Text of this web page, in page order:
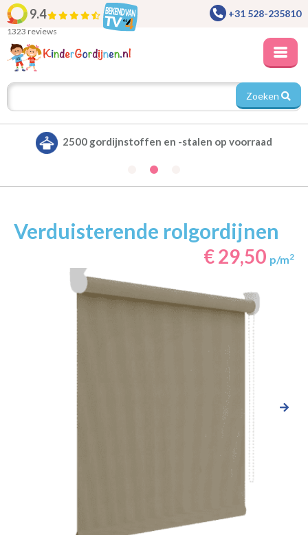
9.4
1323 reviews
+31 528-235810
Zoeken
-stalen op voorraad Alle gordijnen
Verduisterende rolgordijnen
€ 29,50 p/m2